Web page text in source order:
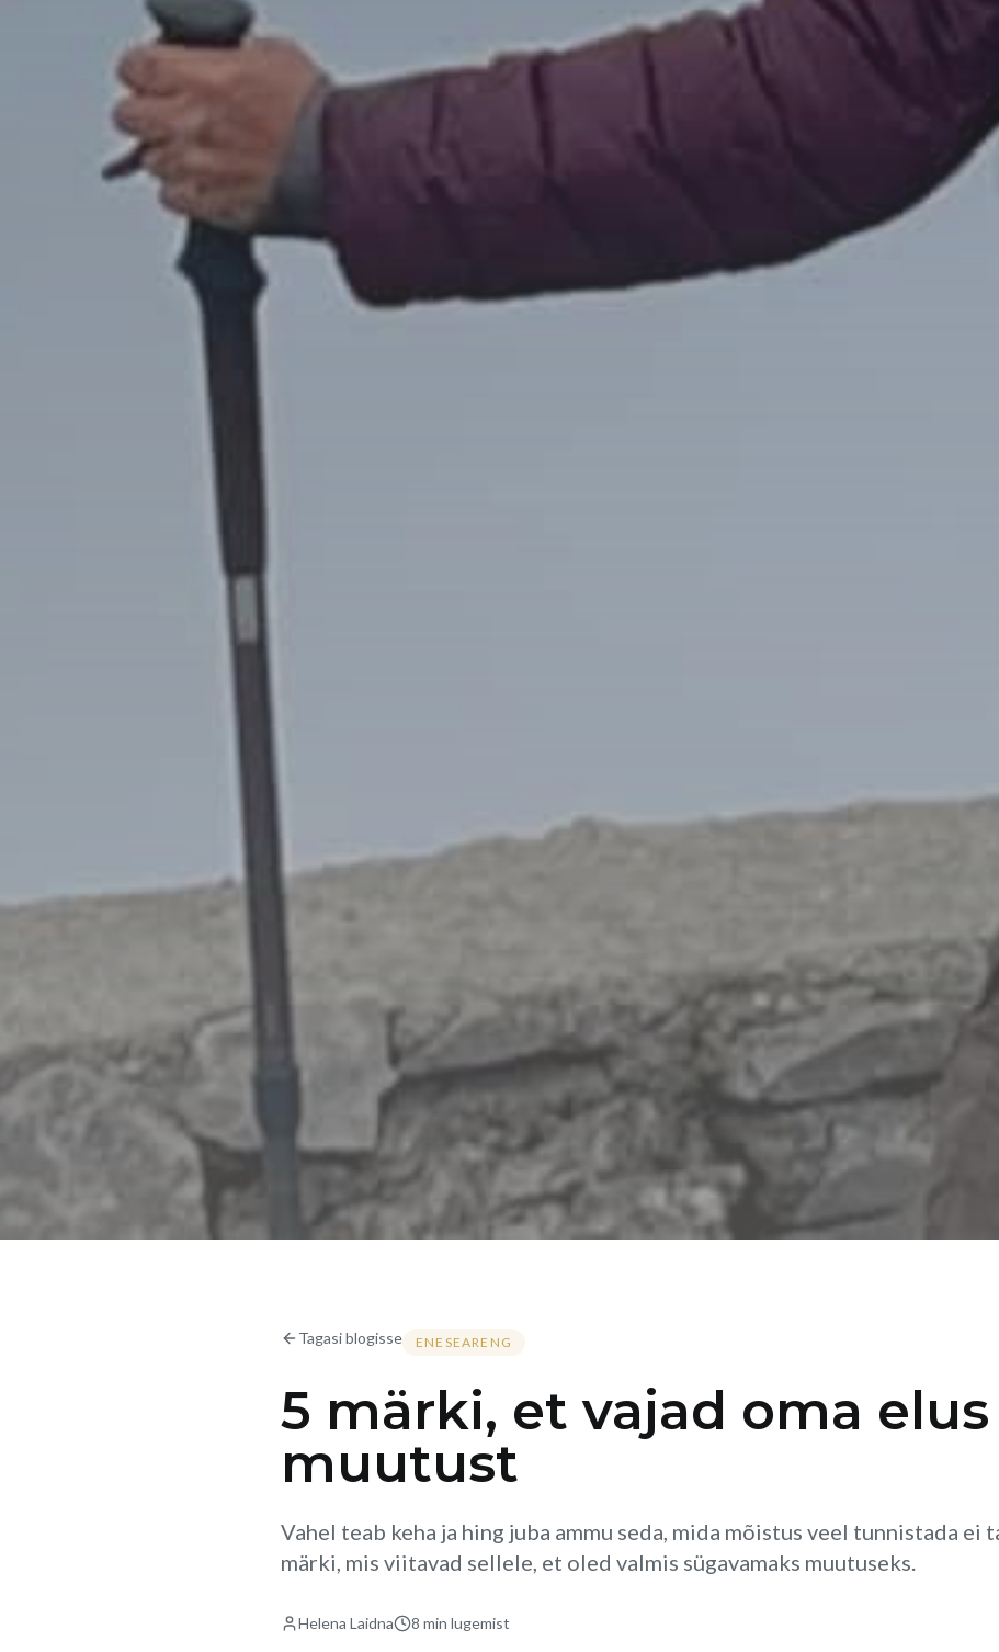
Tagasi blogisse ENESEARENG
5 märki, et vajad oma elus
muutust
Vahel teab keha ja hing juba ammu seda, mida mõistus veel tunnistada ei
märki, mis viitavad sellele, et oled valmis sügavamaks muutuseks.
Helena Laidna 8 min lugemist